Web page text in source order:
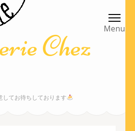
Chez
してお待ちしております